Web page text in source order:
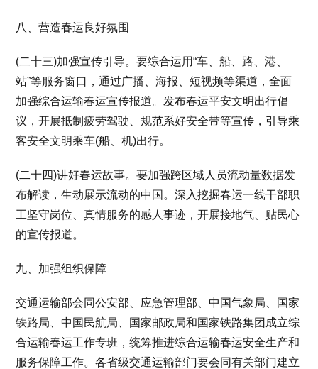
八、营造春运良好氛围
(二十三)加强宣传引导。要综合运用“车、船、路、港、
站”等服务窗口，通过广播、海报、短视频等渠道，全面
加强综合运输春运宣传报道。发布春运平安文明出行倡
议，开展抵制疲劳驾驶、规范系好安全带等宣传，引导乘
客安全文明乘车(船、机)出行。
(二十四)讲好春运故事。要加强跨区域人员流动量数据发
布解读，生动展示流动的中国。深入挖掘春运一线干部职
工坚守岗位、真情服务的感人事迹，开展接地气、贴民心
的宣传报道。
九、加强组织保障
交通运输部会同公安部、应急管理部、中国气象局、国家
铁路局、中国民航局、国家邮政局和国家铁路集团成立综
合运输春运工作专班，统筹推进综合运输春运安全生产和
服务保障工作。各省级交通运输部门要会同有关部门建立